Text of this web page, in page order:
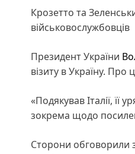
Крозетто та
військовослужбовців
Президент України
візиту в Україну. Про
«Подякував Італії, її
зокрема щодо
Сторони обговорили